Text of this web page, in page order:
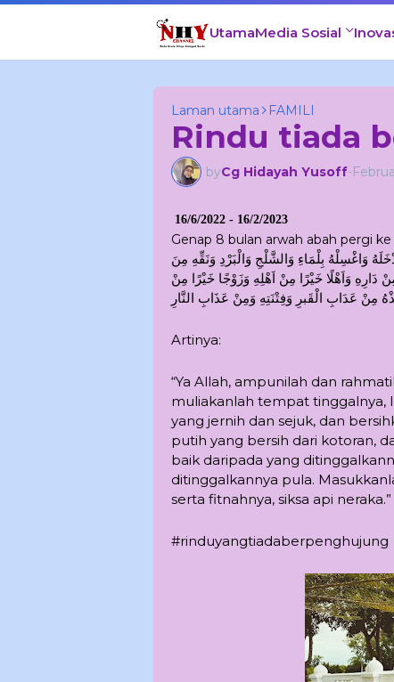
UtamaMedia Sosial
Laman utama FAMILI
Rindu tiada
byCg Hidayah Yusoff-
16/6/2022 - 16/2/2023
Genap 8 bulan arwah abah pergi
وَاغْسِلْهُ بِلْمَاءِ وَالشَّلْجِ وَالْبَرْدِ وَنَقِّهِ مِنَ
دَارِهِ وَاَهْلًا خَيْرًا مِنْ اَهْلِهِ وَزَوْجًا خَيْرًا مِنْ
مِنْ عَدَابِ الْقَبرِ وَفِتْنَتِهِ وَمِنْ عَذَابِ النَّارِ
Artinya:
“Ya Allah, ampunilah dan
muliakanlah tempat tinggalnya,
yang jernih dan sejuk, dan
putih yang bersih dari kotoran,
baik daripada yang
ditinggalkannya pula.
serta fitnahnya, siksa api neraka.”
#rinduyangtiadaberpenghujung